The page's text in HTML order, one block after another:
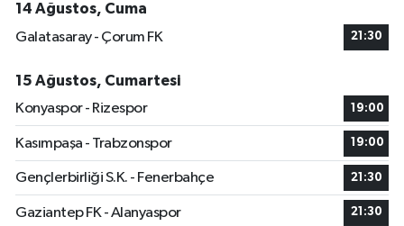
14 Ağustos, Cuma
Galatasaray - Çorum FK
21:30
15 Ağustos, Cumartesi
Konyaspor - Rizespor
19:00
Kasımpaşa - Trabzonspor 19:00
Gençlerbirliği S.K. - Fenerbahçe 21:30
Gaziantep FK - Alanyaspor 21:30